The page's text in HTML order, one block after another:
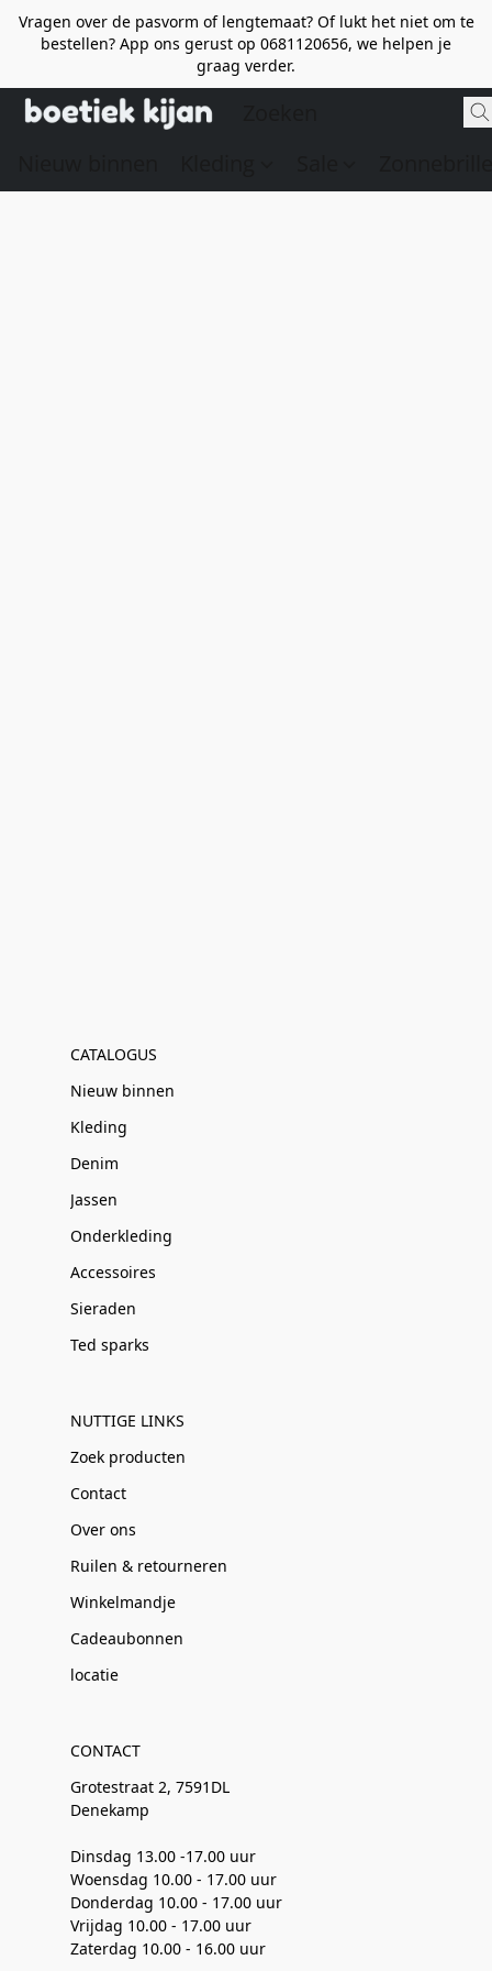
Vragen over de pasvorm of lengtemaat? Of lukt het niet om te
bestellen? App ons gerust op 0681120656, we helpen je
graag verder.
CATALOGUS
Nieuw binnen
Kleding
Denim
Jassen
Onderkleding
Accessoires
Sieraden
Ted sparks
NUTTIGE LINKS
Zoek producten
Contact
Over ons
Ruilen & retourneren
Winkelmandje
Cadeaubonnen
locatie
CONTACT
Grotestraat 2, 7591DL
Denekamp
Dinsdag 13.00 -17.00 uur
Woensdag 10.00 - 17.00 uur
Donderdag 10.00 - 17.00 uur
Vrijdag 10.00 - 17.00 uur
Zaterdag 10.00 - 16.00 uur